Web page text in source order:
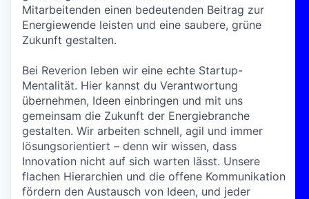
Mitarbeitenden einen bedeutenden Beitrag zur
Energiewende leisten und eine saubere, grüne
Zukunft gestalten.
Bei Reverion leben wir eine echte Startup-
Mentalität. Hier kannst du Verantwortung
übernehmen, Ideen einbringen und mit uns
gemeinsam die Zukunft der Energiebranche
gestalten. Wir arbeiten schnell, agil und immer
lösungsorientiert – denn wir wissen, dass
Innovation nicht auf sich warten lässt. Unsere
flachen Hierarchien und die offene Kommunikation
fördern den Austausch von Ideen, und jeder